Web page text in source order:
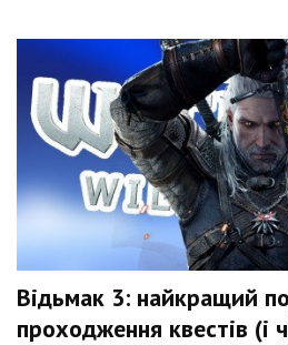
Відьмак 3: найкращий
проходження квестів (і